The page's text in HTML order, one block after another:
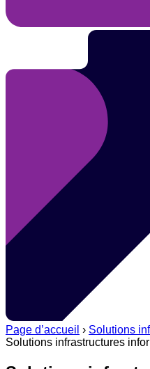
Page d’accueil › Solutions
Solutions infrastructures